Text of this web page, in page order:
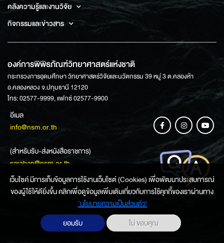
คลังความรู้และงานวิจัย
กิจกรรมและข่าวสาร
องค์การพิพิธภัณฑ์วิทยาศาสตร์แห่งชาติ
กระทรวงการอุดมศึกษา วิทยาศาสตร์วิจัยและนวัตกรรม 39 หมู่ 3 ต.คลองห้า
อ.คลองหลวง จ.ปทุมธานี 12120
โทร: 02577-9999, แฟกซ์ 02577-9900
อีเมล
info@nsm.or.th
(สำหรับรับ-ส่งหนังสือราชการ)
saraban@nsm.or.th
ช่องทางการสอบถามข้อมูล
เว็บไซค์ มีการเก็บข้อมูลการใช้งานเว็บไซต์ (Cookies) เพื่อพัฒนาประสบการณ์
ของผู้ใช้ให้ดียิ่งขึ้น คลิกเพื่อดูข้อมูลเพิ่มเติมเกี่ยวกับการใช้คุกกี้ของเราผ่านทาง
‘นโยบายความเป็นส่วนตัว'
ยอมรับ
ไม่ ขอบคุณ